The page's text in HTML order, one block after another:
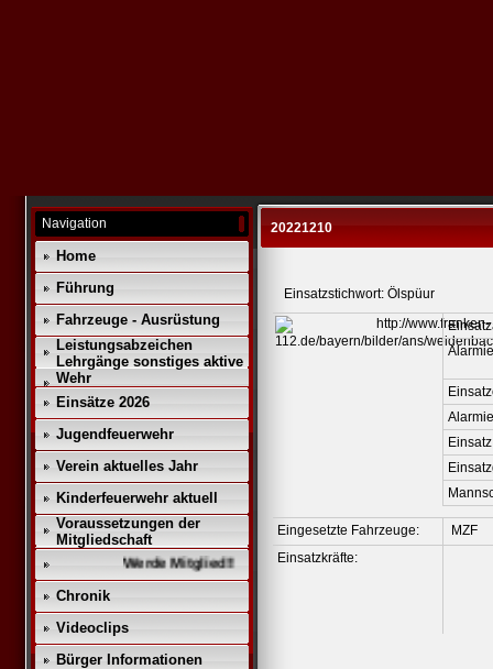
Navigation
Home
Führung
Fahrzeuge - Ausrüstung
Leistungsabzeichen
Lehrgänge sonstiges aktive
Wehr
Einsätze 2026
Jugendfeuerwehr
Verein aktuelles Jahr
Kinderfeuerwehr aktuell
Voraussetzungen der
Mitgliedschaft
Werde Mitglied!!
Chronik
Videoclips
Bürger Informationen
20221210
Einsatzstichwort: Ölspüur
Eingesetzte Fahrzeuge:
MZF
Einsatzkräfte: